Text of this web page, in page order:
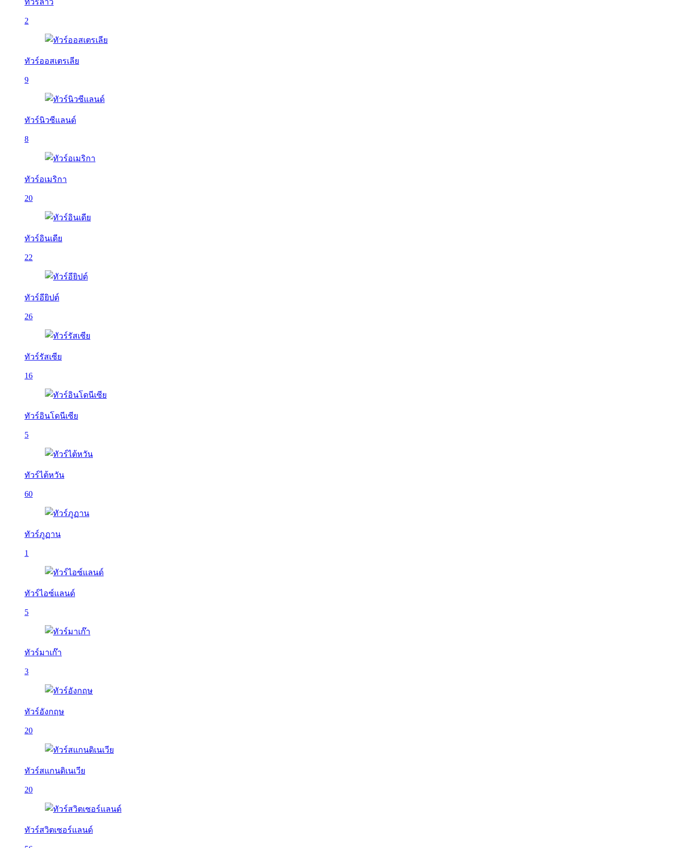
ทัวร์ลาว
2
ทัวร์ออสเตรเลีย
9
ทัวร์นิวซีแลนด์
8
ทัวร์อเมริกา
20
ทัวร์อินเดีย
22
ทัวร์อียิปต์
26
ทัวร์รัสเซีย
16
ทัวร์อินโดนีเซีย
5
ทัวร์ไต้หวัน
60
ทัวร์ภูฏาน
1
ทัวร์ไอซ์แลนด์
5
ทัวร์มาเก๊า
3
ทัวร์อังกฤษ
20
ทัวร์สแกนดิเนเวีย
20
ทัวร์สวิตเซอร์แลนด์